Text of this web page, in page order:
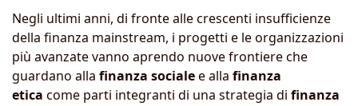
Negli ultimi anni, di fronte alle crescenti insufficienze
della finanza mainstream, i progetti e le organizzazioni
più avanzate vanno aprendo nuove frontiere che
guardano alla finanza socialee alla finanza
etica come parti integranti di una strategia di finanza